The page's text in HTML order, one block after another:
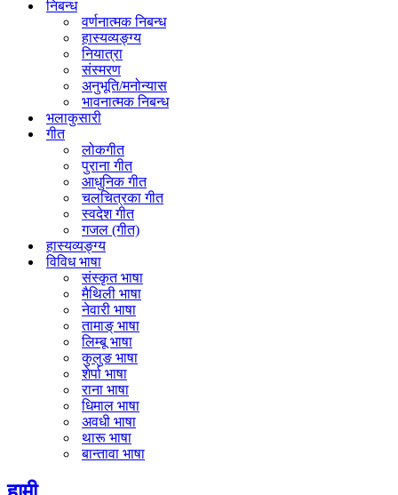
निबन्ध
वर्णनात्मक निबन्ध
हास्यव्यङ्ग्य
नियात्रा
संस्मरण
अनुभूति/मनोन्यास
भावनात्मक निबन्ध
भलाकुसारी
गीत
लोकगीत
पुराना गीत
आधुनिक गीत
चलचित्रका गीत
स्वदेश गीत
गजल (गीत)
हास्यव्यङ्ग्य
विविध भाषा
संस्कृत भाषा
मैथिली भाषा
नेवारी भाषा
तामाङ् भाषा
लिम्बू भाषा
कुलुङ भाषा
शेर्पा भाषा
राना भाषा
धिमाल भाषा
अवधी भाषा
थारू भाषा
बान्तावा भाषा